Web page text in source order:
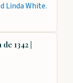
Linda White.
1342 |